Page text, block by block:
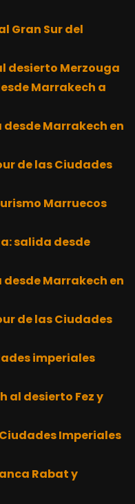
Gran Sur del
desierto Merzouga
Marrakech a
Marrakech en
de las Ciudades
Marruecos
salida desde
Marrakech en
de las Ciudades
imperiales
al desierto Fez y
Imperiales
Rabat y